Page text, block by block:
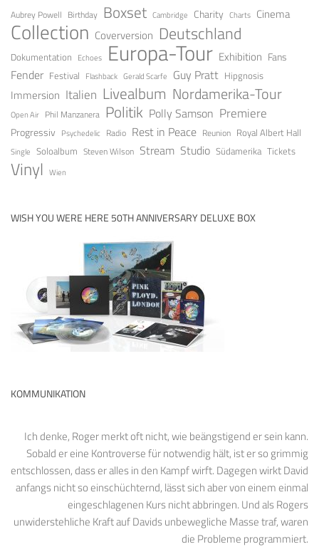
Aubrey Powell Birthday Boxset Cambridge Charity Charts Cinema
Collection Coverversion Deutschland
Dokumentation Echoes Europa-Tour Exhibition Fans
Fender Festival Flashback Gerald Scarfe Guy Pratt Hipgnosis
Immersion Italien Livealbum Nordamerika-Tour
Open Air Phil Manzanera Politik Polly Samson Premiere
Progressiv Psychedelic Radio Rest in Peace Reunion Royal Albert Hall
Single Soloalbum Steven Wilson Stream Studio Südamerika Tickets
Vinyl Wien
WISH YOU WERE HERE 50TH ANNIVERSARY DELUXE BOX
KOMMUNIKATION
Ich denke, Roger merkt oft nicht, wie beängstigend er sein kann.
Sobald er eine Kontroverse für notwendig hält, ist er so grimmig
entschlossen, dass er alles in den Kampf wirft. Dagegen wirkt David
anfangs nicht so einschüchternd, lässt sich aber von einem einmal
eingeschlagenen Kurs nicht abbringen. Und als Rogers
unwiderstehliche Kraft auf Davids unbewegliche Masse traf, waren
die Probleme programmiert.